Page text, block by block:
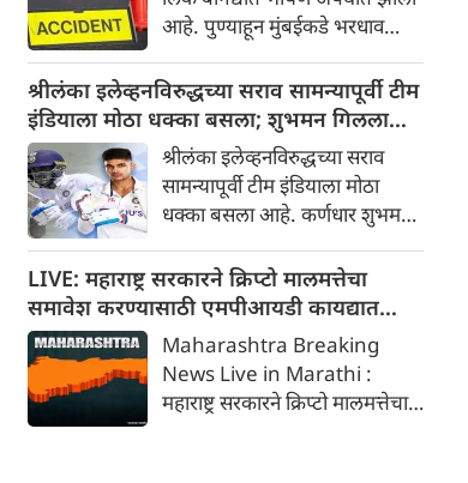
आहे. पुण्याहून मुंबईकडे भरधाव
जाणाऱ्या मालवाहू टेम्पोला धडक
बसली. या अपघातात व्यावसायिक
तुषार भूमकर यांचा जागीच मृत्यू
झाला.हा अपघात काल रात्री घडला.
श्रीलंका इलेव्हनविरुद्धच्या सराव सामन्यापूर्वी टीम
इंडियाला मोठा धक्का बसला; शुभमन गिलला
दुखापत
श्रीलंका इलेव्हनविरुद्धच्या सराव
सामन्यापूर्वी टीम इंडियाला मोठा
धक्का बसला आहे. कर्णधार शुभमन
कर्णधारपद भूषवणार नाही.
LIVE: महाराष्ट्र सरकारने क्रिप्टो मालमत्तेचा
समावेश करण्यासाठी एमपीआयडी कायद्यात
दुरुस्ती केली
Maharashtra Breaking
News Live in Marathi :
महाराष्ट्र सरकारने क्रिप्टो मालमत्तेचा